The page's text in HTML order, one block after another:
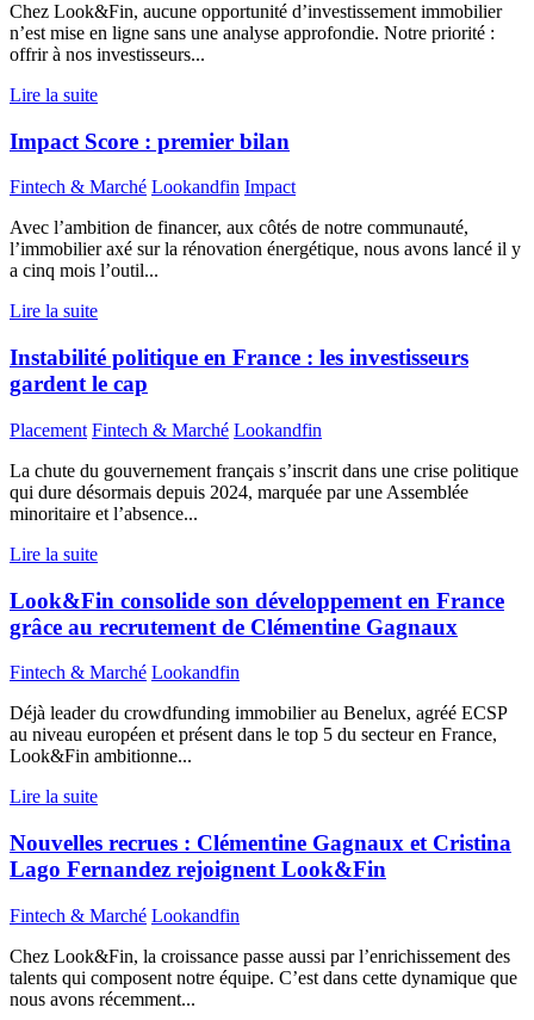
Chez Look&Fin, aucune opportunité d’investissement immobilier
n’est mise en ligne sans une analyse approfondie. Notre priorité :
offrir à nos investisseurs...
Lire la suite
Impact Score : premier bilan
Fintech & Marché Lookandfin Impact
Avec l’ambition de financer, aux côtés de notre communauté,
l’immobilier axé sur la rénovation énergétique, nous avons lancé il y
a cinq mois l’outil...
Lire la suite
Instabilité politique en France : les investisseurs
gardent le cap
Placement Fintech & Marché Lookandfin
La chute du gouvernement français s’inscrit dans une crise politique
qui dure désormais depuis 2024, marquée par une Assemblée
minoritaire et l’absence...
Lire la suite
Look&Fin consolide son développement en France
grâce au recrutement de Clémentine Gagnaux
Fintech & Marché Lookandfin
Déjà leader du crowdfunding immobilier au Benelux, agréé ECSP
au niveau européen et présent dans le top 5 du secteur en France,
Look&Fin ambitionne...
Lire la suite
Nouvelles recrues : Clémentine Gagnaux et Cristina
Lago Fernandez rejoignent Look&Fin
Fintech & Marché Lookandfin
Chez Look&Fin, la croissance passe aussi par l’enrichissement des
talents qui composent notre équipe. C’est dans cette dynamique que
nous avons récemment...